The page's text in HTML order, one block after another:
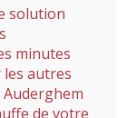
solution
minutes
autres
de votre